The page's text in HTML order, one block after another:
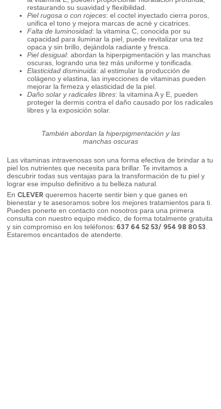
restaurando su suavidad y flexibilidad.
Piel rugosa o con rojeces: el coctel inyectado cierra poros,
unifica el tono y mejora marcas de acné y cicatrices.
Falta de luminosidad: la vitamina C, conocida por su
capacidad para iluminar la piel, puede revitalizar una tez
opaca y sin brillo, dejándola radiante y fresca.
Piel desigual: abordan la hiperpigmentación y las manchas
oscuras, logrando una tez más uniforme y tonificada.
Elasticidad disminuida: al estimular la producción de
colágeno y elastina, las inyecciones de vitaminas pueden
mejorar la firmeza y elasticidad de la piel.
Daño solar y radicales libres: la vitamina A y E, pueden
proteger la dermis contra el daño causado por los radicales
libres y la exposición solar.
También abordan la hiperpigmentación y las
manchas oscuras
Las vitaminas intravenosas son una forma efectiva de brindar a tu
piel los nutrientes que necesita para brillar. Te invitamos a
descubrir todas sus ventajas para la transformación de tu piel y
lograr ese impulso definitivo a tu belleza natural.
En CLEVER queremos hacerte sentir bien y que ganes en
bienestar y te asesoramos sobre los mejores tratamientos para ti.
Puedes ponerte en contacto con nosotros para una primera
consulta con nuestro equipo médico, de forma totalmente gratuita
y sin compromiso en los teléfonos: 637 64 52 53/ 954 98 80 53
Estaremos encantados de atenderte.